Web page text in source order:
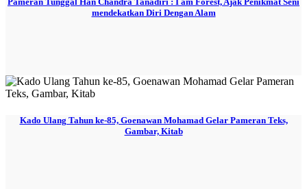
mendekatkan Diri Dengan Alam
Kado Ulang Tahun ke-85, Goenawan Mohamad Gelar Pameran Teks,
Gambar, Kitab